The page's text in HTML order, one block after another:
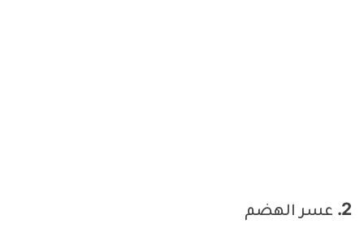
2. عسر الهضم